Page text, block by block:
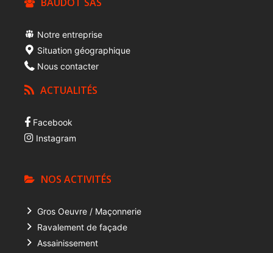
Notre entreprise
Situation géographique
Nous contacter
ACTUALITÉS
Facebook
Instagram
NOS ACTIVITÉS
Gros Oeuvre / Maçonnerie
Ravalement de façade
Assainissement